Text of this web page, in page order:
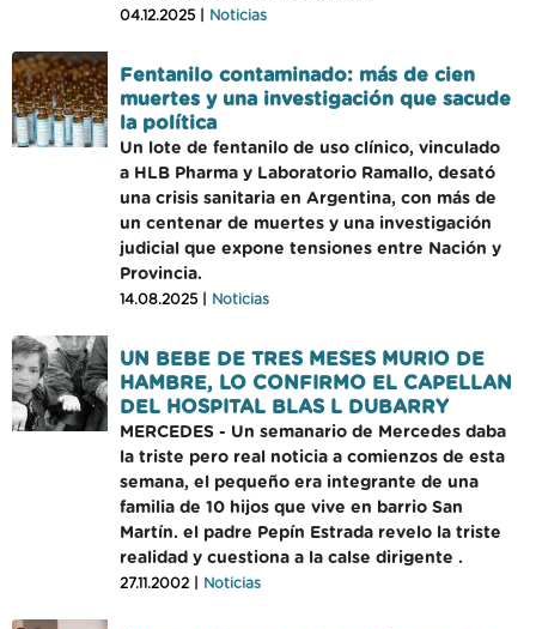
04.12.2025 | Noticias
Fentanilo contaminado: más de cien
muertes y una investigación que sacude
la política
Un lote de fentanilo de uso clínico, vinculado
a HLB Pharma y Laboratorio Ramallo, desató
una crisis sanitaria en Argentina, con más de
un centenar de muertes y una investigación
judicial que expone tensiones entre Nación y
Provincia.
14.08.2025 | Noticias
UN BEBE DE TRES MESES MURIO DE
HAMBRE, LO CONFIRMO EL CAPELLAN
DEL HOSPITAL BLAS L DUBARRY
MERCEDES - Un semanario de Mercedes daba
la triste pero real noticia a comienzos de esta
semana, el pequeño era integrante de una
familia de 10 hijos que vive en barrio San
Martín. el padre Pepín Estrada revelo la triste
realidad y cuestiona a la calse dirigente .
27.11.2002 | Noticias